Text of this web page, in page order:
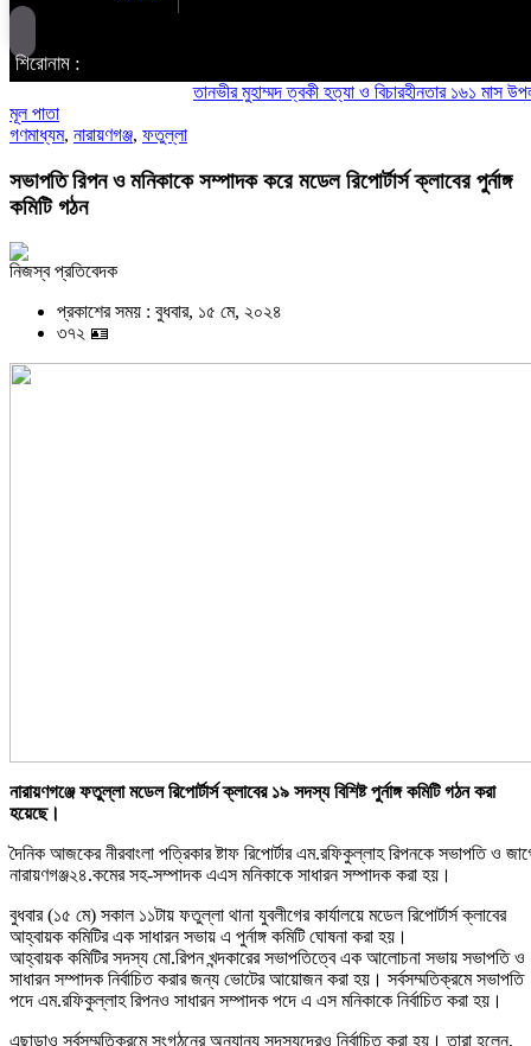
শিরোনাম :
তানভীর মুহাম্মদ ত্বকী হত্যা ও বিচারহীনতার ১৬১ মাস উপলক্ষে
মূল পাতা
গণমাধ্যম, নারায়ণগঞ্জ, ফতুল্লা
সভাপতি রিপন ও মনিকাকে সম্পাদক করে মডেল রিপোর্টার্স ক্লাবের পুর্নাঙ্গ
কমিটি গঠন
নিজস্ব প্রতিবেদক
প্রকাশের সময় : বুধবার, ১৫ মে, ২০২৪
৩৭২ 🪪
নারায়ণগঞ্জে ফতুল্লা মডেল রিপোর্টার্স ক্লাবের ১৯ সদস্য বিশিষ্ট পুর্নাঙ্গ কমিটি গঠন করা
হয়েছে।
দৈনিক আজকের নীরবাংলা পত্রিকার ষ্টাফ রিপোর্টার এম.রফিকুল্লাহ রিপনকে সভাপতি ও
নারায়ণগঞ্জ২৪.কমের সহ-সম্পাদক এএস মনিকাকে সাধারন সম্পাদক করা হয়।
বুধবার (১৫ মে) সকাল ১১টায় ফতুল্লা থানা যুবলীগের কার্যালয়ে মডেল রিপোর্টার্স ক্লাবের
আহ্বায়ক কমিটির এক সাধারন সভায় এ পুর্নাঙ্গ কমিটি ঘোষনা করা হয়।
আহ্বায়ক কমিটির সদস্য মো.রিপন খন্দকারের সভাপতিত্বে এক আলোচনা সভায় সভাপতি ও
সাধারন সম্পাদক নির্বাচিত করার জন্য ভোটের আয়োজন করা হয়। সর্বসম্মতিক্রমে সভাপতি
পদে এম.রফিকুল্লাহ রিপনও সাধারন সম্পাদক পদে এ এস মনিকাকে নির্বাচিত করা হয়।
এছাড়াও সর্বসম্মতিক্রমে সংগঠনের অন্যান্য সদস্যদেরও নির্বাচিত করা হয়। তারা হলেন,